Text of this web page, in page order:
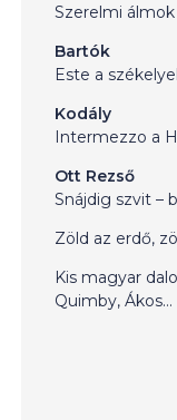
Szerelmi álmok
Bartók
Este a
Kodály
Intermezzo a
Ott Rezső
Snájdig szvit –
Zöld az erdő,
Kis magyar
Quimby, Ákos…